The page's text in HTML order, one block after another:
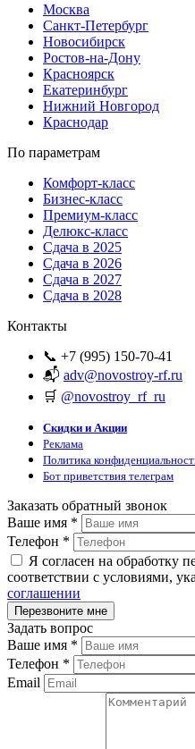
Москва
Санкт-Петербург
Новосибирск
Ростов-на-Дону
Красноярск
Екатеринбург
Нижний Новгород
Краснодар
По параметрам
Комфорт-класс
Бизнес-класс
Премиум-класс
Делюкс-класс
Сдача в 2025
Сдача в 2026
Сдача в 2027
Сдача в 2028
Контакты
📞 +7 (995) 150-70-41
📬 adv@novostroy-rf.ru
🛒 @novostroy_rf_ru
Скидки и Акции
Реклама
Политика
Бот приветствия телеграм
Заказать обратный звонок
Ваше имя *
Телефон *
Я согласен на обработку
соответствии с условиями,
соглашении
Задать вопрос
Ваше имя *
Телефон *
Email